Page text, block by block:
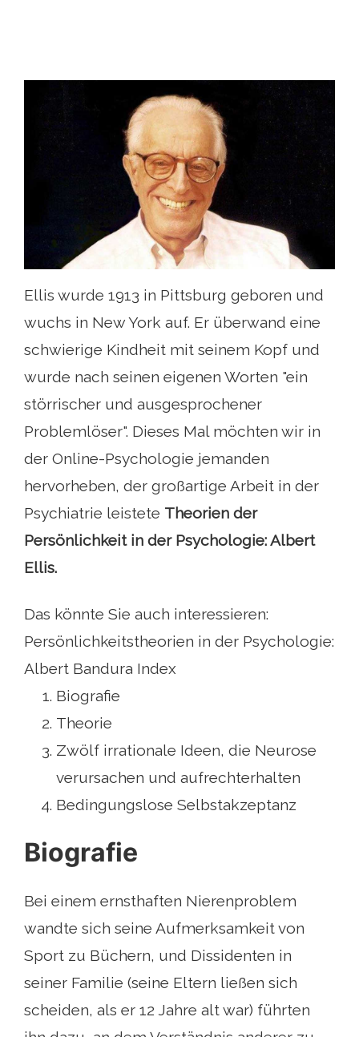
Ellis wurde 1913 in Pittsburg geboren und
wuchs in New York auf. Er überwand eine
schwierige Kindheit mit seinem Kopf und
wurde nach seinen eigenen Worten "ein
störrischer und ausgesprochener
Problemlöser". Dieses Mal möchten wir in
der Online-Psychologie jemanden
hervorheben, der großartige Arbeit in der
Psychiatrie leistete Theorien der
Persönlichkeit in der Psychologie: Albert
Ellis.
Das könnte Sie auch interessieren:
Persönlichkeitstheorien in der Psychologie:
Albert Bandura Index
Biografie
Theorie
Zwölf irrationale Ideen, die Neurose
verursachen und aufrechterhalten
Bedingungslose Selbstakzeptanz
Biografie
Bei einem ernsthaften Nierenproblem
wandte sich seine Aufmerksamkeit von
Sport zu Büchern, und Dissidenten in
seiner Familie (seine Eltern ließen sich
scheiden, als er 12 Jahre alt war) führten